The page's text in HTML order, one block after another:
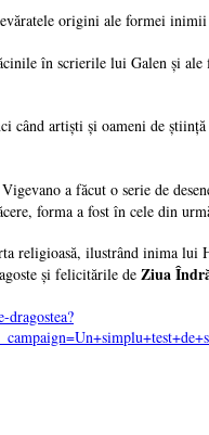
origini ale formei
în scrierile lui Galen şi
când artişti şi oameni de
a făcut o serie de
forma a fost în cele din
religioasă, ilustrând inima
şi felicitările de Ziua